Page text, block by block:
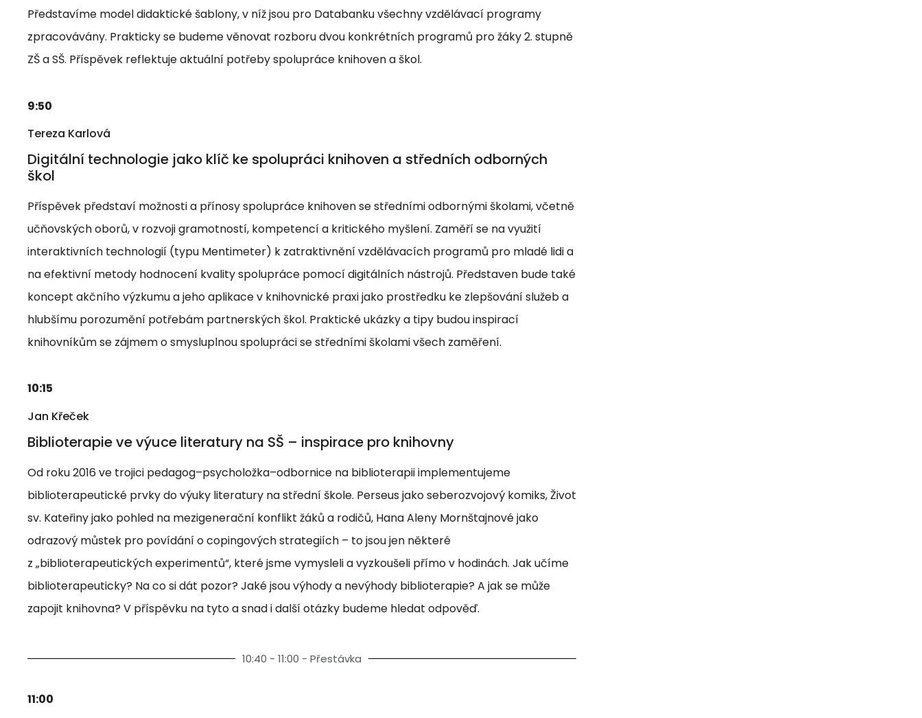
Představíme model didaktické šablony, v níž jsou pro Databanku všechny vzdělávací programy
zpracovávány. Prakticky se budeme věnovat rozboru dvou konkrétních programů pro žáky 2. stupně
ZŠ a SŠ. Příspěvek reflektuje aktuální potřeby spolupráce knihoven a škol.
9:50
Tereza Karlová
Digitální technologie jako klíč ke spolupráci knihoven a středních odborných
škol
Příspěvek představí možnosti a přínosy spolupráce knihoven se středními odbornými školami, včetně
učňovských oborů, v rozvoji gramotností, kompetencí a kritického myšlení. Zaměří se na využití
interaktivních technologií (typu Mentimeter) k zatraktivnění vzdělávacích programů pro mladé lidi a
na efektivní metody hodnocení kvality spolupráce pomocí digitálních nástrojů. Představen bude také
koncept akčního výzkumu a jeho aplikace v knihovnické praxi jako prostředku ke zlepšování služeb a
hlubšímu porozumění potřebám partnerských škol. Praktické ukázky a tipy budou inspirací
knihovníkům se zájmem o smysluplnou spolupráci se středními školami všech zaměření.
10:15
Jan Křeček
Biblioterapie ve výuce literatury na SŠ – inspirace pro knihovny
Od roku 2016 ve trojici pedagog–psycholožka–odbornice na biblioterapii implementujeme
biblioterapeutické prvky do výuky literatury na střední škole. Perseus jako seberozvojový komiks, Život
sv. Kateřiny jako pohled na mezigenerační konflikt žáků a rodičů, Hana Aleny Mornštajnové jako
odrazový můstek pro povídání o copingových strategiích – to jsou jen některé
z „biblioterapeutických experimentů“, které jsme vymysleli a vyzkoušeli přímo v hodinách. Jak učíme
biblioterapeuticky? Na co si dát pozor? Jaké jsou výhody a nevýhody biblioterapie? A jak se může
zapojit knihovna? V příspěvku na tyto a snad i další otázky budeme hledat odpověď.
10:40 - 11:00 - Přestávka
11:00